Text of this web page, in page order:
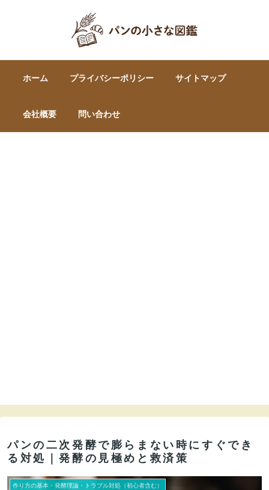
ホーム プライバシーポリシー サイトマップ
会社概要 問い合わせ
パンの二次発酵で膨らまない時にすぐでき
る対処｜発酵の見極めと救済策
作り方の基本・発酵理論・トラブル対処（初心者含む）